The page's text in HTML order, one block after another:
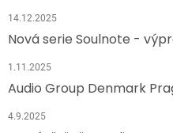
14.12.2025
Nová serie Soulnote -
1.11.2025
Audio Group Denmark
4.9.2025